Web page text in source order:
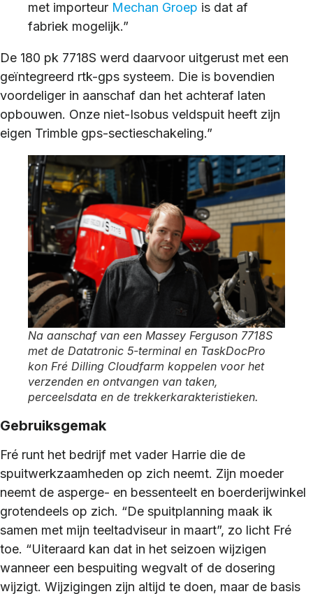
met importeur Mechan Groep is dat af
fabriek mogelijk.”
De 180 pk 7718S werd daarvoor uitgerust met een
geïntegreerd rtk-gps systeem. Die is bovendien
voordeliger in aanschaf dan het achteraf laten
opbouwen. Onze niet-Isobus veldspuit heeft zijn
eigen Trimble gps-sectieschakeling.”
Na aanschaf van een Massey Ferguson 7718S
met de Datatronic 5-terminal en TaskDocPro
kon Fré Dilling Cloudfarm koppelen voor het
verzenden en ontvangen van taken,
perceelsdata en de trekkerkarakteristieken.
Gebruiksgemak
Fré runt het bedrijf met vader Harrie die de
spuitwerkzaamheden op zich neemt. Zijn moeder
neemt de asperge- en bessenteelt en boerderijwinkel
grotendeels op zich. “De spuitplanning maak ik
samen met mijn teeltadviseur in maart”, zo licht Fré
toe. “Uiteraard kan dat in het seizoen wijzigen
wanneer een bespuiting wegvalt of de dosering
wijzigt. Wijzigingen zijn altijd te doen, maar de basis